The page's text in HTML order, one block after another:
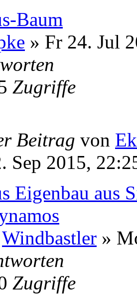
Baum
» Fr 24. Jul
Zugriffe
Beitrag von
Sep 2015,
Eigenbau aus
Windbastler »
Zugriffe